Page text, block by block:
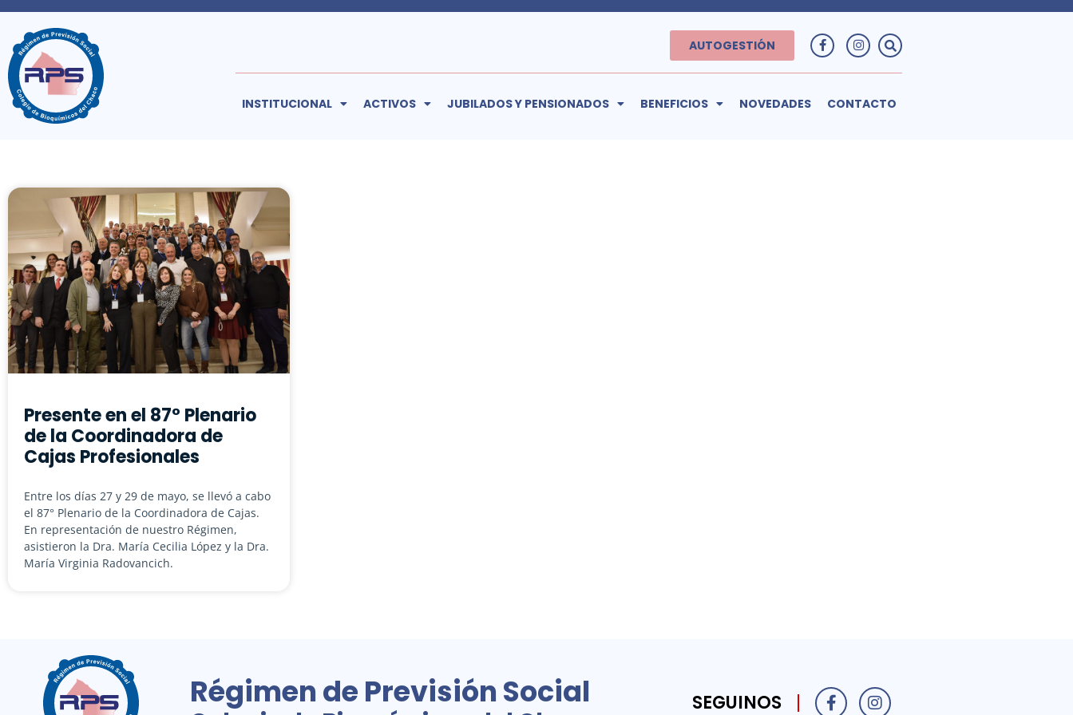
AUTOGESTIÓN
INSTITUCIONAL ACTIVOS JUBILADOS Y PENSIONADOS BENEFICIOS NOVEDADES CONTACTO
Presente en el 87° Plenario
de la Coordinadora de
Cajas Profesionales
Entre los días 27 y 29 de mayo, se llevó a cabo
el 87° Plenario de la Coordinadora de Cajas.
En representación de nuestro Régimen,
asistieron la Dra. María Cecilia López y la Dra.
María Virginia Radovancich.
Régimen de Previsión Social SEGUINOS